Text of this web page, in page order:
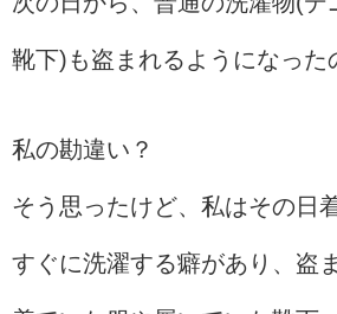
靴下)も盗まれるようになった
私の勘違い？
そう思ったけど、私はその日
すぐに洗濯する癖があり、盗